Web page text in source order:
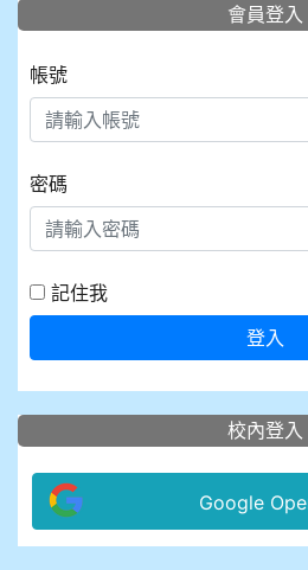
會員登入
帳號
密碼
記住我
登入
校內登入
Google